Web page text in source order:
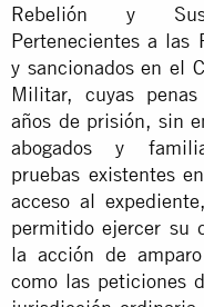
Rebelión y
Pertenecientes a las
y sancionados en el
Militar, cuyas
años de prisión, sin
abogados y
pruebas existentes
acceso al
permitido ejercer su
la acción de
como las peticiones